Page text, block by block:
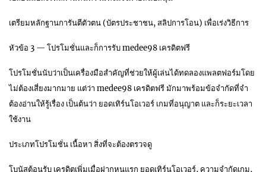
เตรียมหลักฐานการันตีตัวตน (บัตรประชาชน, สลิปการโอน) เพื่อเร่งวิธีการ
หัวข้อ 3 — โปรโมชั่นและก็การรับ medee98 เครดิตฟรี
โปรโมชั่นนับว่าเป็นเครื่องมือสำคัญที่ช่วยให้ผู้เล่นได้ทดลองแพลตฟอร์มโดย
ไม่ต้องเสี่ยงมากมาย แต่ว่า medee98 เครดิตฟรี มักมาพร้อมข้อจำกัดที่จำ
ต้องอ่านให้รู้เรื่อง เป็นต้นว่า ยอดเทิร์นโอเวอร์ เกมที่อนุญาต และก็ระยะเวลา
ใช้งาน
ประเภทโปรโมชั่น เนื้อหา สิ่งที่จะต้องตรวจดู
โบนัสต้อนรับ เครดิตเพิ่มเมื่อฝากหนแรก ยอดเทิร์นโอเวอร์, ความจำกัดเกม,